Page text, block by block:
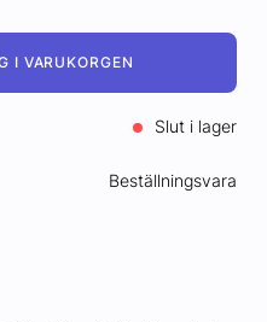
I VARUKORGEN
Slut i lager
Beställningsvara